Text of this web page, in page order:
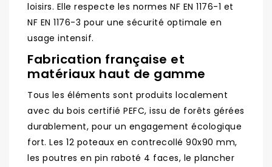
loisirs. Elle respecte les normes NF EN 1176-1 et
NF EN 1176-3 pour une sécurité optimale en
usage intensif.
Fabrication française et
matériaux haut de gamme
Tous les éléments sont produits localement
avec du bois certifié PEFC, issu de forêts gérées
durablement, pour un engagement écologique
fort. Les 12 poteaux en contrecollé 90x90 mm,
les poutres en pin raboté 4 faces, le plancher